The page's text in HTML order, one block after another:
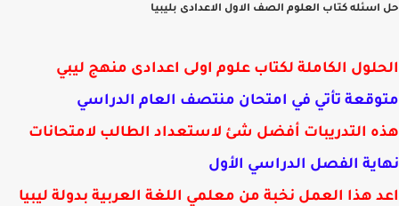
كتاب العلوم الصف الاول الاعدادى بليبيا
الكاملة لكتاب علوم اولى اعدادى منهج ليبي
تأتي في امتحان منتصف العام الدراسي
التدريبات أفضل شئ لاستعداد الطالب لامتحانات
الفصل الدراسي الأول
هذا العمل نخبة من معلمي اللغة العربية بدولة ليبيا